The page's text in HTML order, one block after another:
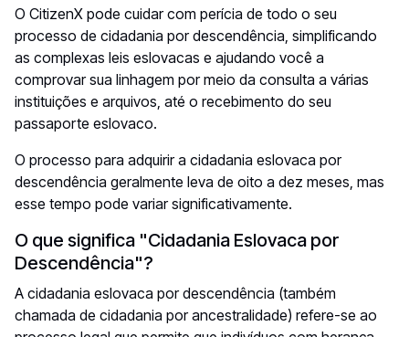
O CitizenX pode cuidar com perícia de todo o seu
processo de cidadania por descendência, simplificando
as complexas leis eslovacas e ajudando você a
comprovar sua linhagem por meio da consulta a várias
instituições e arquivos, até o recebimento do seu
passaporte eslovaco.
O processo para adquirir a cidadania eslovaca por
descendência geralmente leva de oito a dez meses, mas
esse tempo pode variar significativamente.
O que significa "Cidadania Eslovaca por
Descendência"?
A cidadania eslovaca por descendência (também
chamada de cidadania por ancestralidade) refere-se ao